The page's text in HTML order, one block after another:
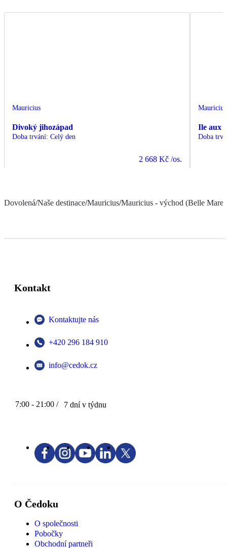
Mauricius
Divoký jihozápad
Doba trvání: Celý den
2 668 Kč /os.
Mauricius
Ile aux
Doba
Dovolená/Naše destinace/Mauricius/Mauricius - východ (Belle Mare
Kontakt
Kontaktujte nás
+420 296 184 910
info@cedok.cz
7:00 - 21:00 / 7 dní v týdnu
O Čedoku
O společnosti
Pobočky
Obchodní partneři